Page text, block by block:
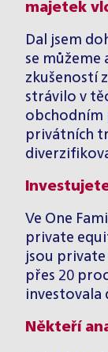
majetek
Dal jsem
se
zkušeností
strávilo v
obchodním
privátních
Ve One
private
jsou
přes 20
investovala
Někteří